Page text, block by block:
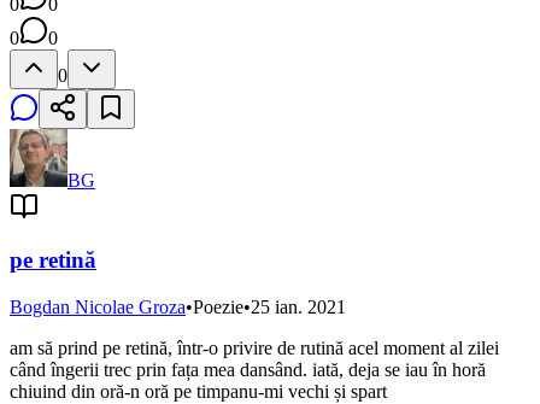
0
0
0
BG
pe retină
Bogdan Nicolae Groza•Poezie•25 ian. 2021
am să prind pe retină, într-o privire de rutină acel moment al zilei
când îngerii trec prin fața mea dansând. iată, deja se iau în horă
chiuind din oră-n oră pe timpanu-mi vechi și spart